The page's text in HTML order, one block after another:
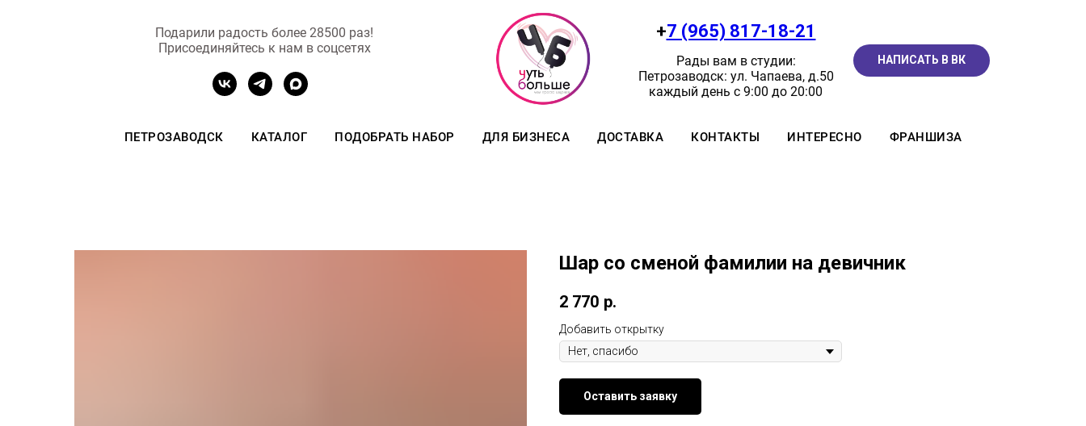
Подарили радость более 28500 раз!
Присоединяйтесь к нам в соцсетях
+7 (965) 817-18-21
Рады вам в студии:
Петрозаводск: ул. Чапаева, д.50
каждый день с 9:00 до 20:00
НАПИСАТЬ В ВК
ПЕТРОЗАВОДСК КАТАЛОГ ПОДОБРАТЬ НАБОР ДЛЯ БИЗНЕСА ДОСТАВКА КОНТАКТЫ ИНТЕРЕСНО ФРАНШИЗА
Шар со сменой фамилии на девичник
2 770 р.
Добавить открытку
Оставить заявку